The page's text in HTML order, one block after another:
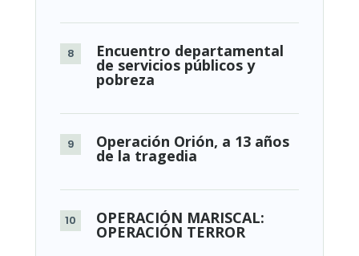
Encuentro departamental
de servicios públicos y
pobreza
Operación Orión, a 13 años
de la tragedia
OPERACIÓN MARISCAL:
OPERACIÓN TERROR